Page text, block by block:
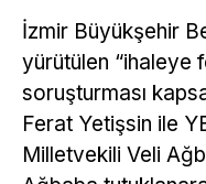
İzmir Büyükşehir
yürütülen “ihaleye
soruşturması
Ferat Yetişsin ile
Milletvekili Veli